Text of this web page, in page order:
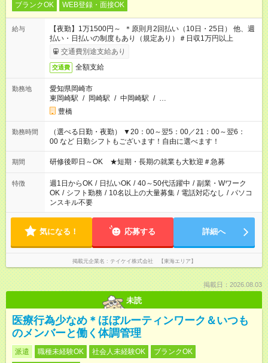
ブランクOK
WEB登録・面接OK
給与
【夜勤】1万1500円～ ＊原則月2回払い（10日・25日） 他、週
払い・日払いの制度もあり（規定あり）＃日収1万円以上
交通費別途支給あり
交通費 全額支給
勤務地
愛知県岡崎市
東岡崎駅 / 岡崎駅 / 中岡崎駅 / …
豊橋
勤務時間
（選べる日勤・夜勤） ▼20：00～翌5：00／21：00～翌6：
00 など 日勤シフトもございます！自由に選べます！
期間 研修後即日～OK ★短期・長期の就業も大歓迎＃急募
特徴 週1日からOK / 日払いOK / 40～50代活躍中 / 副業・Wワーク
OK / シフト勤務 / 10名以上の大量募集 / 電話対応なし / パソコ
ンスキル不要
気になる！ 応募する 詳細へ
掲載元企業名 テイケイ株式会社 【東海エリア】
掲載日：2026.08.03
未読
医療行為少なめ＊ほぼルーティンワーク＆いつも
のメンバーと働く体調管理
派遣 職種未経験OK 社会人未経験OK ブランクOK